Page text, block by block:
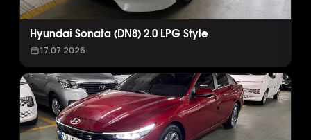
Hyundai Sonata (DN8) 2.0 LPG Style
17.07.2026